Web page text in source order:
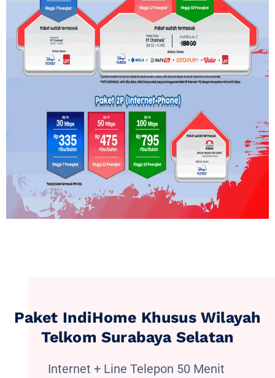
Paket IndiHome Khusus Wilayah
Telkom Surabaya Selatan
Internet + Line Telepon 50 Menit